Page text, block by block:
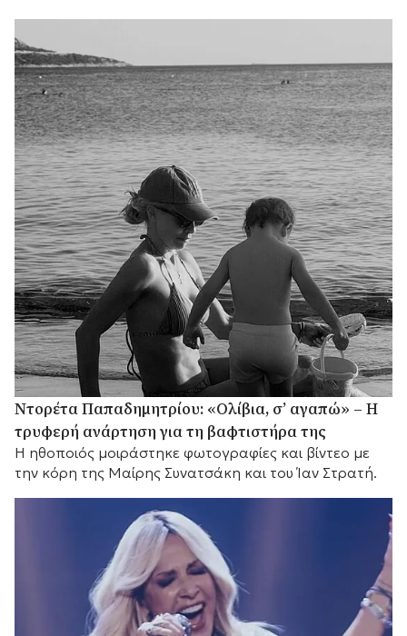
Ντορέτα Παπαδημητρίου: «Ολίβια, σ’ αγαπώ» – Η
τρυφερή ανάρτηση για τη βαφτιστήρα της
Η ηθοποιός μοιράστηκε φωτογραφίες και βίντεο με
την κόρη της Μαίρης Συνατσάκη και του Ίαν Στρατή.